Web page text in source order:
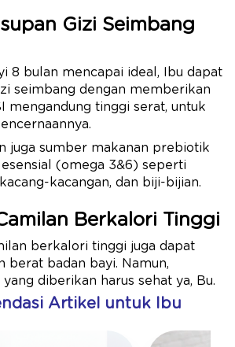
Gizi Seimbang
8 bulan mencapai ideal, Ibu dapat
seimbang dengan memberikan
mengandung tinggi serat, untuk
juga sumber makanan prebiotik
(omega 3&6) seperti
kacangan, dan biji-bijian.
Berkalori Tinggi
berkalori tinggi juga dapat
berat badan bayi. Namun,
diberikan harus sehat ya, Bu.
Artikel untuk Ibu